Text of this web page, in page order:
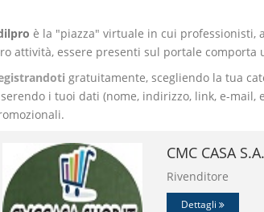
è la "piazza" virtuale in cui professionisti,
attività, essere presenti sul portale
gratuitamente, scegliendo la tua
i tuoi dati (nome, indirizzo, link, e-
CMC CASA
Rivenditore
Dettagli